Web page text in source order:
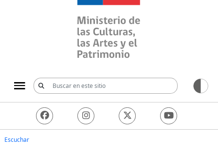
Ministerio de las
Escuchar